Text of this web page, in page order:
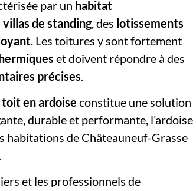
par un habitat
villas de standing, des lotissements
. Les toitures y sont fortement
et doivent répondre à des
précises
en ardoise constitue une solution
durable et performante, l’ardoise
habitations de Châteauneuf-Grasse
et les professionnels de